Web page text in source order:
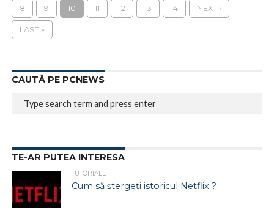
8 9 10 11 12 13 14 NEXT ›
LAST »
CAUTĂ PE PCNEWS
TE-AR PUTEA INTERESA
TUTORIALE
Cum să ștergeți istoricul Netflix ?